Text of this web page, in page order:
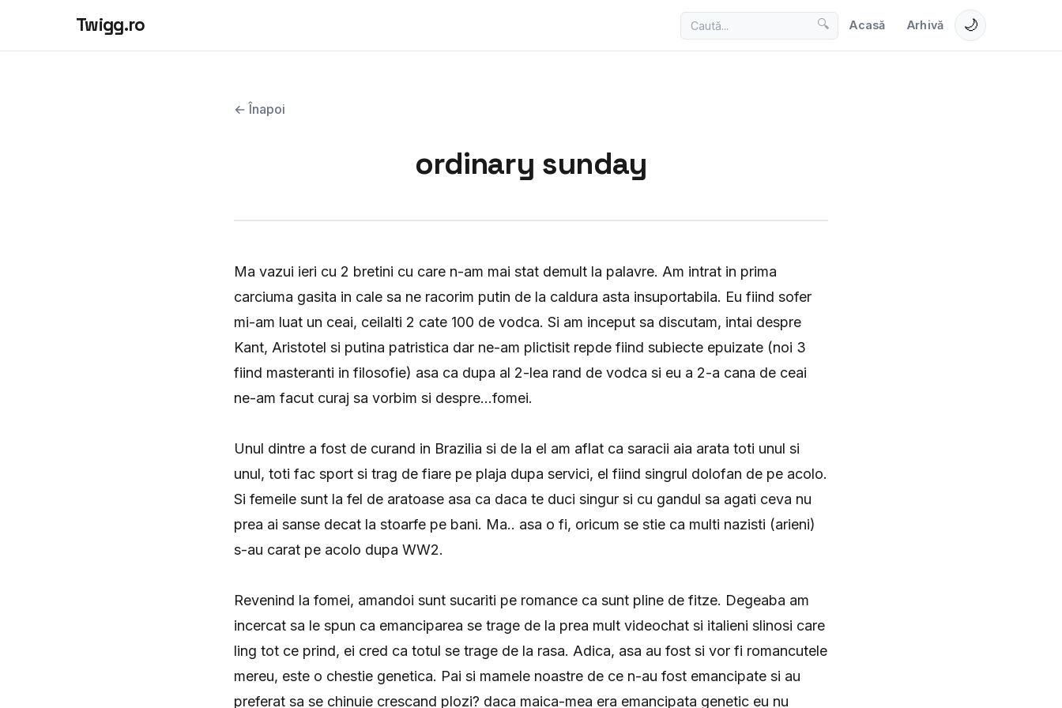
Twigg.ro 🔍 Acasă Arhivă 🌙
← Înapoi
ordinary sunday
Ma vazui ieri cu 2 bretini cu care n-am mai stat demult la palavre. Am intrat in prima
carciuma gasita in cale sa ne racorim putin de la caldura asta insuportabila. Eu fiind sofer
mi-am luat un ceai, ceilalti 2 cate 100 de vodca. Si am inceput sa discutam, intai despre
Kant, Aristotel si putina patristica dar ne-am plictisit repde fiind subiecte epuizate (noi 3
fiind masteranti in filosofie) asa ca dupa al 2-lea rand de vodca si eu a 2-a cana de ceai
ne-am facut curaj sa vorbim si despre...fomei.
Unul dintre a fost de curand in Brazilia si de la el am aflat ca saracii aia arata toti unul si
unul, toti fac sport si trag de fiare pe plaja dupa servici, el fiind singrul dolofan de pe acolo.
Si femeile sunt la fel de aratoase asa ca daca te duci singur si cu gandul sa agati ceva nu
prea ai sanse decat la stoarfe pe bani. Ma.. asa o fi, oricum se stie ca multi nazisti (arieni)
s-au carat pe acolo dupa WW2.
Revenind la fomei, amandoi sunt sucariti pe romance ca sunt pline de fitze. Degeaba am
incercat sa le spun ca emanciparea se trage de la prea mult videochat si italieni slinosi care
ling tot ce prind, ei cred ca totul se trage de la rasa. Adica, asa au fost si vor fi romancutele
mereu, este o chestie genetica. Pai si mamele noastre de ce n-au fost emancipate si au
preferat sa se chinuie crescand plozi? daca maica-mea era emancipata genetic eu nu